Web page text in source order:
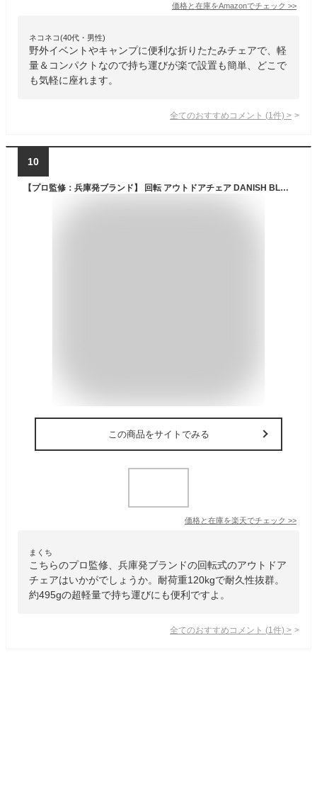
価格と在庫をAmazonでチェック >>
ネコネコ(40代・男性)
野外イベントやキャンプに便利な折りたたみチェアで、軽
量＆コンパクトなので持ち運びが楽で設置も簡単、どこで
も気軽に座れます。
全てのおすすめコメント (1 件) >
10
【プロ監修：兵庫発ブランド】 回転 アウトドアチェア DANISH BLUE 【ループ＆ループ】 360度回転 座り心地◎ 超軽量 (約495g)＆ コンパクト 耐荷重120kg キャンプ 焚き火 調理 スツール 椅子 イス 折りたたみ ポータブル 小型 軽量 ジュラルミン 防災 デニッシュブルー
この商品をサイトでみる
価格と在庫を楽天でチェック >>
まくち
こちらのプロ監修、兵庫発ブランドの回転式のアウトドア
チェアはいかがでしょうか。耐荷重120kgで耐久性抜群。
約495gの超軽量で持ち運びにも便利ですよ。
全てのおすすめコメント (1 件) >